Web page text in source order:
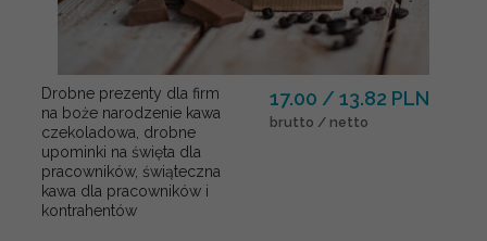
Drobne prezenty dla firm
na boże narodzenie kawa
czekoladowa, drobne
upominki na święta dla
pracowników, świąteczna
kawa dla pracowników i
kontrahentów
17.00 / 13.82 PLN
brutto / netto